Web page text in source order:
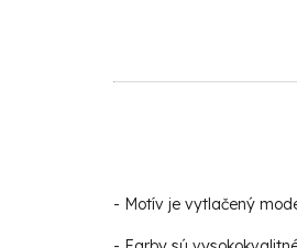
- Motív je vytlačený